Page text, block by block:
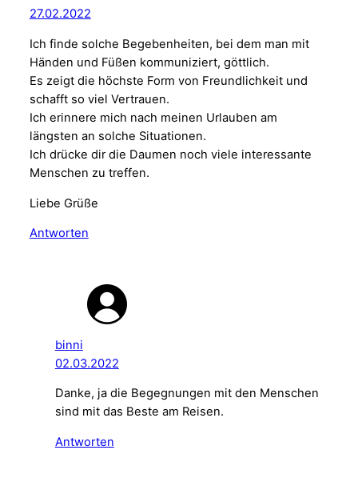
27.02.2022
Ich finde solche Begebenheiten, bei dem man mit
Händen und Füßen kommuniziert, göttlich.
Es zeigt die höchste Form von Freundlichkeit und
schafft so viel Vertrauen.
Ich erinnere mich nach meinen Urlauben am
längsten an solche Situationen.
Ich drücke dir die Daumen noch viele interessante
Menschen zu treffen.
Liebe Grüße
Antworten
binni
02.03.2022
Danke, ja die Begegnungen mit den Menschen
sind mit das Beste am Reisen.
Antworten